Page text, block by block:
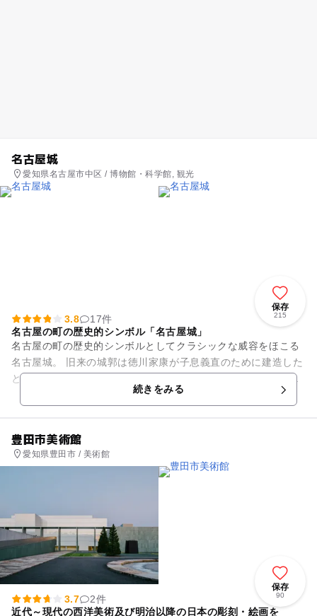
名古屋城
愛知県名古屋市中区 / 博物館・科学館, 観光
保存
215
3.8
17件
名古屋の町の歴史的シンボル「名古屋城」
名古屋の町の歴史的シンボルとしてクラシックな威容をほこる
名古屋城。 旧来の城郭は徳川家康が子息義直のために建造した
と伝わり、尾張徳川家歴代の居城として名古屋を治める象徴と
なり、きらびやかな金鯱...続きをみる
豊田市美術館
愛知県豊田市 / 美術館
保存
90
3.7
2件
近代～現代の西洋美術及び明治以降の日本の彫刻・絵画を